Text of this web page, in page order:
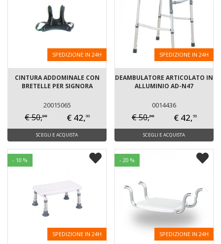
SPEDIZIONE IN 24H
CINTURA ADDOMINALE CON
BRETELLE PER SIGNORA
20015065
€ 50,00 € 42,00
SCEGLI E ACQUISTA
SPEDIZIONE IN 24H
DEAMBULATORE ARTICOLATO IN
ALLUMINIO AD-N47
0014436
€ 50,00 € 42,50
SCEGLI E ACQUISTA
- 10 %
SPEDIZIONE IN 24H
- 20 %
SPEDIZIONE IN 24H